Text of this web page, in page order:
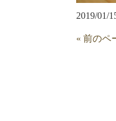
2019/01/
« 前のペ